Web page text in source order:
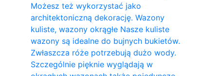
Możesz też wykorzystać jako
architektoniczną dekorację. Wazony
kuliste, wazony okrągłe Nasze kuliste
wazony są idealne do bujnych bukietów.
Zwłaszcza róże potrzebują dużo wody.
Szczególnie pięknie wyglądają w